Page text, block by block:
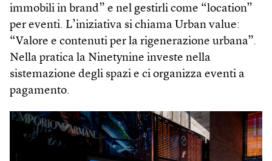
immobili in brand” e nel gestirli come “location”
per eventi. L’iniziativa si chiama Urban value:
“Valore e contenuti per la rigenerazione urbana”.
Nella pratica la Ninetynine investe nella
sistemazione degli spazi e ci organizza eventi a
pagamento.